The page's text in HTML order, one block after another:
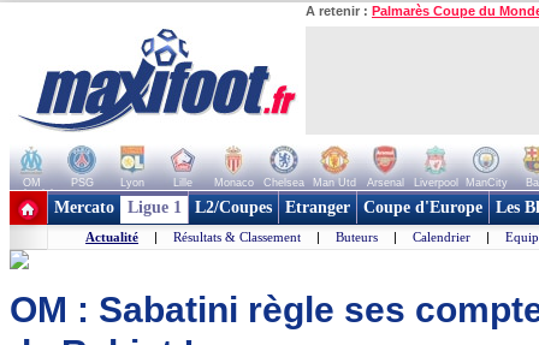
A retenir : Palmarès Coupe du
OM PSG Lyon Lille Monaco Chelsea Man Utd Arsenal Liverpool ManCity
+ de clubs
Mercato Ligue 1 L2/Coupes Etranger Coupe d'Europe Les
Actualité | Résultats & Classement | Buteurs | Calendrier |
OM : Sabatini règle ses